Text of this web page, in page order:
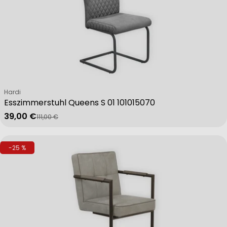
Performance
Functional
Esszimmerstuhl Queens S 01 101015070
Verkäufer:
Hardi
Verkaufspreis
39,00 €
Regulärer Preis
111,00 €
-25 %